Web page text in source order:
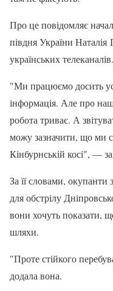
Про це повідомляє
півдня України
українських телеканалів.
"Ми працюємо досить
інформація. Але про
робота триває. А
можу зазначити, що ми
Кінбурнській косі", —
За її словами, окупанти
для обстрілу
вони хочуть показати,
шляхи.
"Проте стійкого
додала вона.